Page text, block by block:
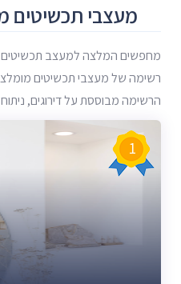
מעצבי תכשיטים
מחפשים המלצה למעצב תכשיטים
רשימה של מעצבי תכשיטים
הרשימה מבוססת על דירוגים, ניתוח
1